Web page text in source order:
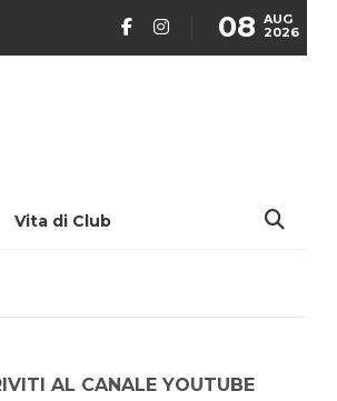
08 AUG
2026
Vita di Club
AL CANALE YOUTUBE